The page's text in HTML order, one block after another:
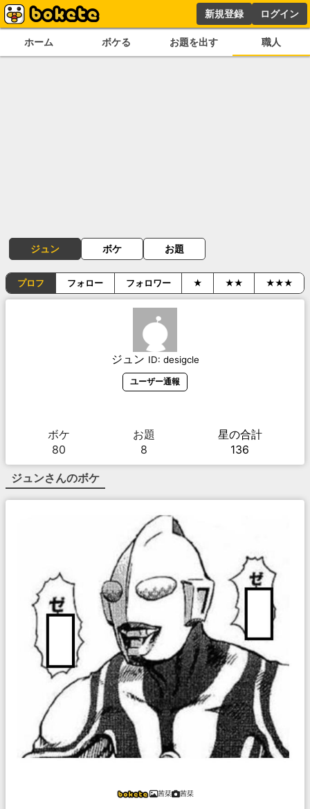
新規登録 ログイン
ホーム ボケる お題を出す 職人
ジュン ボケ お題
プロフ フォロー フォロワー ★ ★★ ★★★
ジュン ID: desigcle
ユーザー通報
ボケ
80
お題
8
星の合計
136
ジュンさんのボケ
茜栞 茜栞